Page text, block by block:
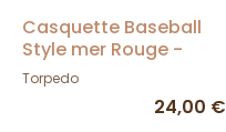
Casquette Baseball
Style mer Rouge -
Torpedo
Torpedo
24,00 €